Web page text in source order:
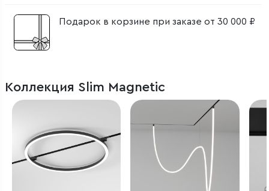
Подарок в корзине при заказе от 30 000 ₽
Коллекция Slim Magnetic